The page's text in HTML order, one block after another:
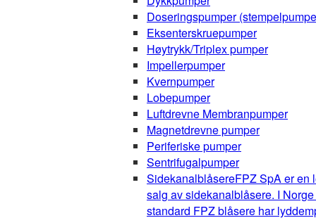
Doseringspumper
Eksenterskruepumper
Høytrykk/Triplex pumper
Impellerpumper
Kvernpumper
Lobepumper
Luftdrevne Membranpumper
Magnetdrevne pumper
Periferiske pumper
Sentrifugalpumper
SidekanalblåsereFPZ SpA er en
salg av sidekanalblåsere. I
standard FPZ blåsere har